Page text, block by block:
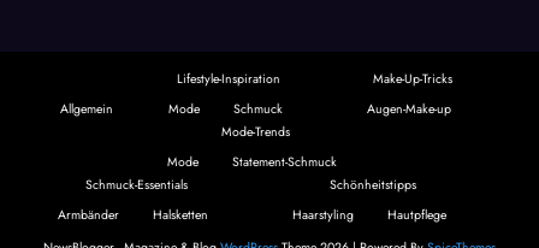
Lifestyle-Inspiration
Schmuck
Make-Up-Tricks
Mode-Trends
Mode
Statement-Schmuck
Schmuck-Essentials
Schönheitstipps